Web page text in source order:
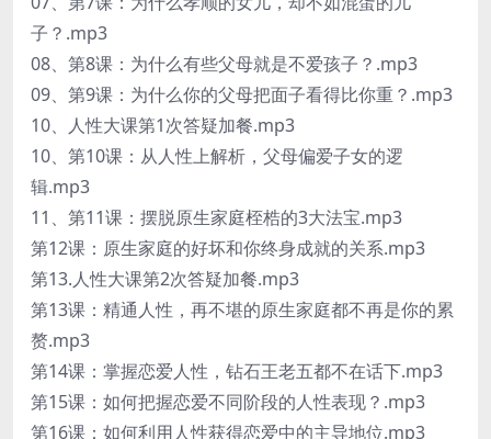
子？.mp3
08、第8课：为什么有些父母就是不爱孩子？.mp3
09、第9课：为什么你的父母把面子看得比你重？.mp3
10、人性大课第1次答疑加餐.mp3
10、第10课：从人性上解析，父母偏爱子女的逻
辑.mp3
11、第11课：摆脱原生家庭桎梏的3大法宝.mp3
第12课：原生家庭的好坏和你终身成就的关系.mp3
第13.人性大课第2次答疑加餐.mp3
第13课：精通人性，再不堪的原生家庭都不再是你的累
赘.mp3
第14课：掌握恋爱人性，钻石王老五都不在话下.mp3
第15课：如何把握恋爱不同阶段的人性表现？.mp3
第16课：如何利用人性获得恋爱中的主导地位.mp3